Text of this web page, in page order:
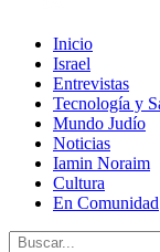
Inicio
Israel
Entrevistas
Tecnología y
Mundo Judío
Noticias
Iamin Noraim
Cultura
En Comunidad